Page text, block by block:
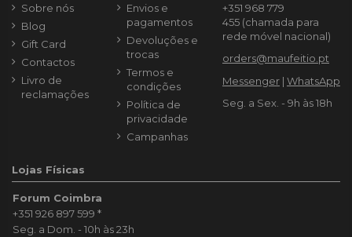
Sobre nós
Blog
Gift Card
Contactos
Livro de
reclamações
Envios e
pagamentos
Devoluções e
trocas
Termos e
condições
Política de
privacidade
Campanhas
+351 968 779
455 (chamada para
rede móvel nacional)
orders@maufeitio.pt
Messenger | WhatsApp
Seg. a Sex. - 9h às 18h
Lojas Físicas
Forum Coimbra
+351 926 897 599 *
Seg. a Dom. - 10h às 23h